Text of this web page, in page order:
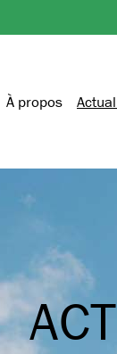
À propos